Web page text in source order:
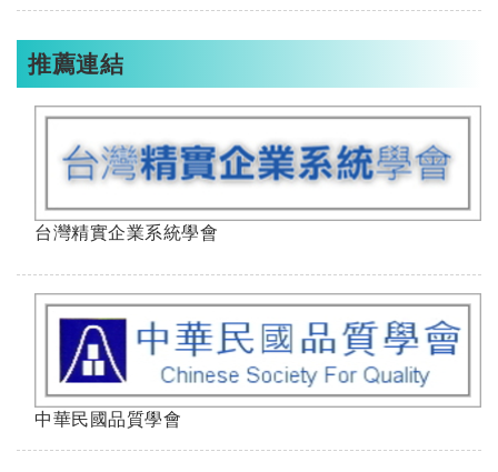
推薦連結
台灣精實企業系統學會
中華民國品質學會